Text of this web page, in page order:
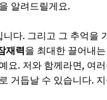
알려드릴게요.
다. 그리고 그 추억을
재력을 최대한 끌어내
요. 저와 함께라면, 여
거듭날 수 있습니다.